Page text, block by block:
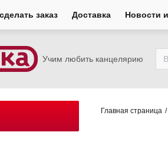
заказ Доставка Новости
Учим любить канцелярию
Главная страница